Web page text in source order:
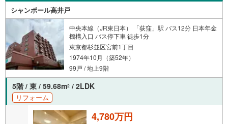
シャンボール高井戸
中央本線（JR東日本） 「荻窪」駅 バス12分 日本年金
機構入口 バス停下車 徒歩1分
東京都杉並区宮前1丁目
1974年10月（築52年）
99戸 / 地上9階
5階 / 東 / 59.68m2 / 2LDK
リフォーム
4,780万円